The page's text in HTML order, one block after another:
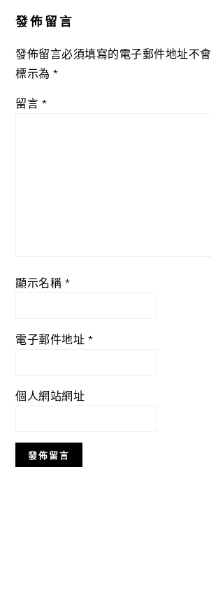
發佈留言
發佈留言必須填寫的電子郵件地址不
標示為*
留言 *
顯示名稱 *
電子郵件地址 *
個人網站網址